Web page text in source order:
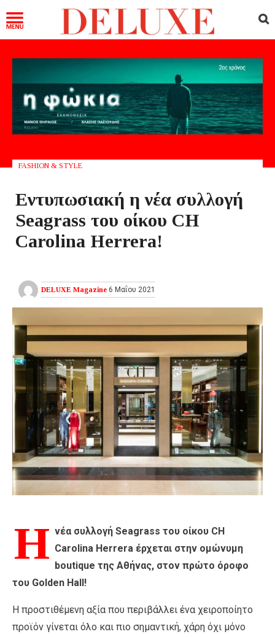
FASHION & STYLE
Εντυπωσιακή η νέα συλλογή
Seagrass του οίκου CH
Carolina Herrera!
DELUXE Magazine 6 Μαΐου 2021
Η νέα συλλογή Seagrass του οίκου CH
Carolina Herrera έρχεται στην ομώνυμη
boutique της Αθήνας, στον πρώτο όροφο
του Golden Hall!
Η προστιθέμενη αξία που περιβάλλει ένα χειροποίητο
προϊόν γίνεται όλο και πιο σημαντική, χάρη όχι μόνο